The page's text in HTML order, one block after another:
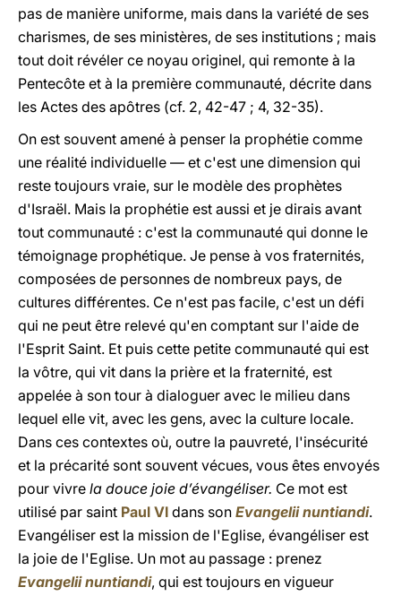
pas de manière uniforme, mais dans la variété de ses
charismes, de ses ministères, de ses institutions ; mais
tout doit révéler ce noyau originel, qui remonte à la
Pentecôte et à la première communauté, décrite dans
les Actes des apôtres (cf. 2, 42-47 ; 4, 32-35).
On est souvent amené à penser la prophétie comme
une réalité individuelle — et c'est une dimension qui
reste toujours vraie, sur le modèle des prophètes
d'Israël. Mais la prophétie est aussi et je dirais avant
tout communauté : c'est la communauté qui donne le
témoignage prophétique. Je pense à vos fraternités,
composées de personnes de nombreux pays, de
cultures différentes. Ce n'est pas facile, c'est un défi
qui ne peut être relevé qu'en comptant sur l'aide de
l'Esprit Saint. Et puis cette petite communauté qui est
la vôtre, qui vit dans la prière et la fraternité, est
appelée à son tour à dialoguer avec le milieu dans
lequel elle vit, avec les gens, avec la culture locale.
Dans ces contextes où, outre la pauvreté, l'insécurité
et la précarité sont souvent vécues, vous êtes envoyés
pour vivre la douce joie d’évangéliser. Ce mot est
utilisé par saint Paul VI dans son Evangelii nuntiandi.
Evangéliser est la mission de l'Eglise, évangéliser est
la joie de l'Eglise. Un mot au passage : prenez
Evangelii nuntiandi, qui est toujours en vigueur